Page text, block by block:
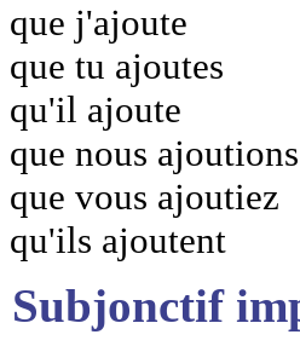
que j'ajoute
que tu ajoutes
qu'il ajoute
que nous ajoutions
que vous ajoutiez
qu'ils ajoutent
Subjonctif